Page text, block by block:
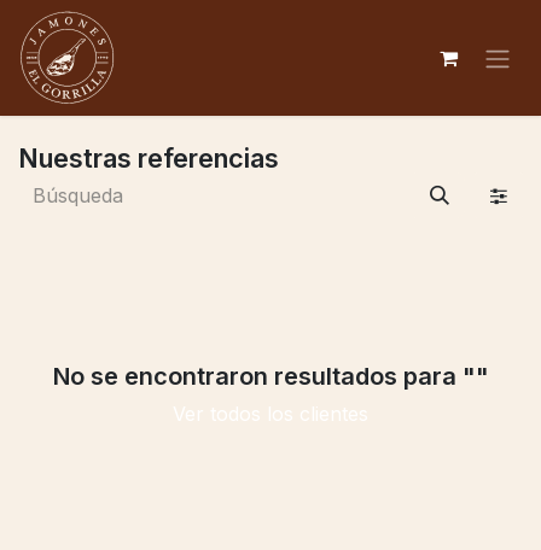
Nuestras referencias
No se encontraron resultados para ""
Ver todos los clientes